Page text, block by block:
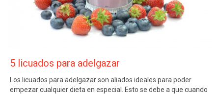
5 licuados para adelgazar
Los licuados para adelgazar son aliados ideales para poder
empezar cualquier dieta en especial. Esto se debe a que cuando